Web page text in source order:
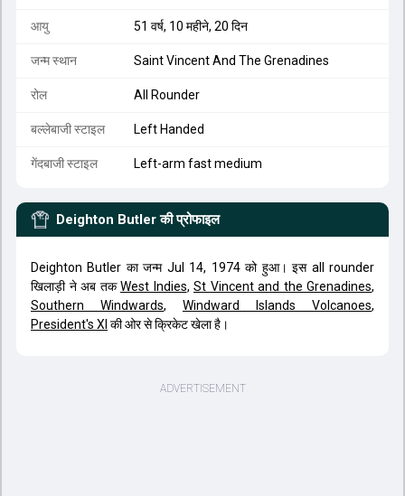
आयु 51 वर्ष, 10 महीने, 20 दिन
जन्म स्थान Saint Vincent And The Grenadines
रोल All Rounder
बल्लेबाजी स्टाइल Left Handed
गेंदबाजी स्टाइल Left-arm fast medium
Deighton Butler की प्रोफाइल
Deighton Butler का जन्म Jul 14, 1974 को हुआ। इस all rounder
खिलाड़ी ने अब तकWest Indies, St Vincent and the Grenadines,
Southern Windwards, Windward Islands Volcanoes,
President's XI की ओर से क्रिकेट खेला है।